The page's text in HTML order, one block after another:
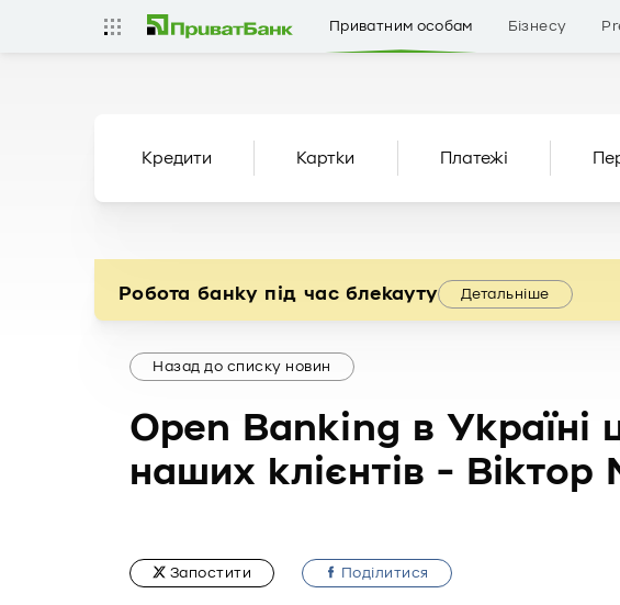
Приватним особам Бізнесу
Кредити Картки Платежі
Робота банку під час блекауту Детальніше
Назад до списку новин
Open Banking в Україні
наших клієнтів -
Запостити Подiлитися